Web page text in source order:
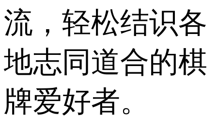
流，轻松结识各
地志同道合的棋
牌爱好者。